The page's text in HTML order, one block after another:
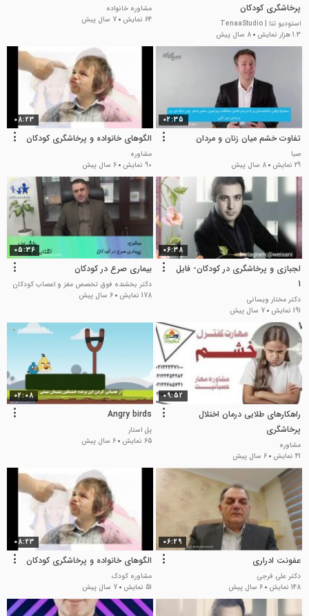
پرخاشگری کودکان
استودیو تنا | TenaaStudio
1.3 هزار نمایش
8 سال پیش
مشاوره خانواده
64 نمایش
7 سال پیش
02:35
تفاوت خشم میان زنان و مردان
صبا
29 نمایش
8 سال پیش
08:23
الگوهای خانواده و پرخاشگری کودکان
مشاوره
90 نمایش
6 سال پیش
06:38
لجبازی و پرخاشگری در کودکان- فایل
1
دکتر مختار ویسانی
191 نمایش
7 سال پیش
05:36
بیماری صرع در کودکان
دکتر بخشنده فوق تخصص مغز و اعصاب کودکان
178 نمایش
6 سال پیش
09:52
راهکارهای طلایی درمان اختلال
پرخاشگری
مشاوره
41 نمایش
6 سال پیش
02:08
Angry birds
پل استار
65 نمایش
6 سال پیش
06:29
عفونت ادراری
دکتر علی فرجی
148 نمایش
6 سال پیش
08:23
الگوهای خانواده و پرخاشگری کودکان
مشاوره کودک
51 نمایش
7 سال پیش